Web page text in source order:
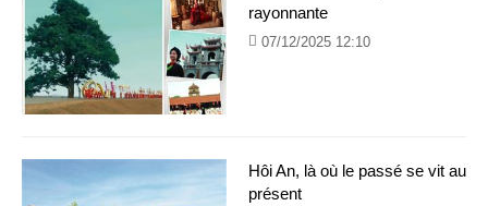
rayonnante
07/12/2025 12:10
Hôi An, là où le passé se vit au
présent